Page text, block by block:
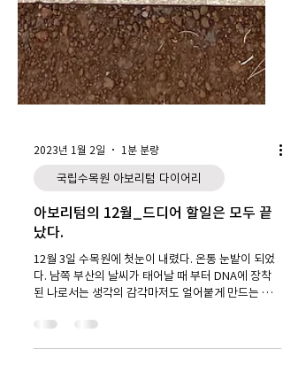
2023년 1월 2일 1분 분량
국립수목원 아보리텀 다이어리
아보리텀의 12월_드디어 할일은 모두 끝
났다.
12월 3일 수목원에 첫눈이 내렸다. 온통 눈밭이 되었
된 나로서는 생각의 감각마저도 얼어붙게 만드는 차
디찬 북쪽의 기운이 그닥 달갑진 않다. 영국에 있을 때